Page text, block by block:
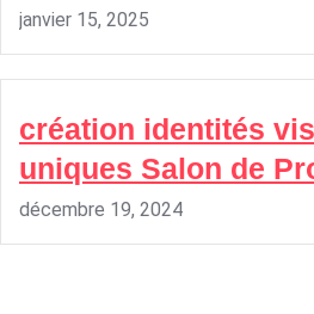
janvier 15, 2025
création identités
uniques Salon de
décembre 19, 2024